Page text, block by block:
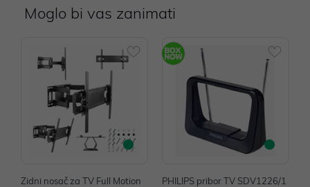
Moglo bi vas zanimati
Zidni nosač za TV Full Motion
PHILIPS pribor TV SDV1226/1